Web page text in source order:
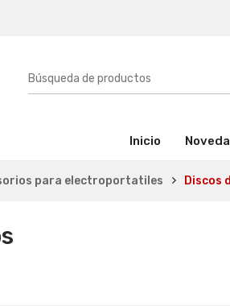
Inicio (activo)
para electroportatiles Discos